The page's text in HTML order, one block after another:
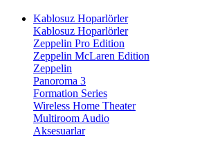
Kablosuz Hoparlörler
Kablosuz Hoparlörler
Zeppelin Pro Edition
Zeppelin McLaren Edition
Zeppelin
Panoroma 3
Formation Series
Wireless Home Theater
Multiroom Audio
Aksesuarlar